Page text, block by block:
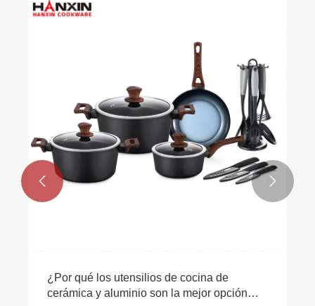
¿Por qué los utensilios de cocina de
cerámica y aluminio son la mejor opción
 